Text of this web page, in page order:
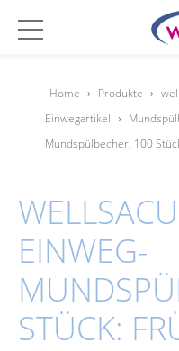
Home › Produkte ›
Einwegartikel ›
Mundspülbecher, 100
EINWEG-
STÜCK: